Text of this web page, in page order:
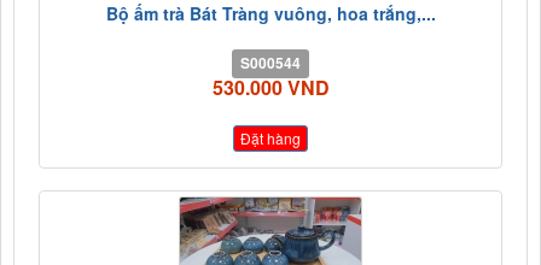
Bộ ấm trà Bát Tràng vuông, hoa trắng,...
S000544
530.000 VND
Đặt hàng